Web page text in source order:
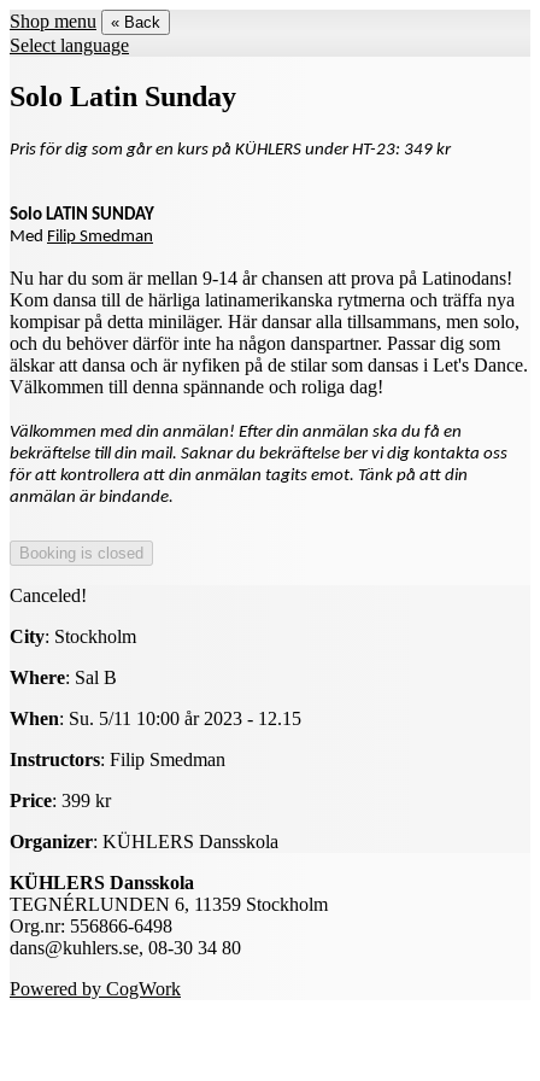
Shop menu « Back
Select language
Solo Latin Sunday
Pris för dig som går en kurs på KÜHLERS under HT-23: 349 kr
Solo LATIN SUNDAY
Med Filip Smedman
Nu har du som är mellan 9-14 år chansen att prova på Latinodans!
Kom dansa till de härliga latinamerikanska rytmerna och träffa nya
kompisar på detta miniläger. Här dansar alla tillsammans, men solo,
och du behöver därför inte ha någon danspartner. Passar dig som
älskar att dansa och är nyfiken på de stilar som dansas i Let's Dance.
Välkommen till denna spännande och roliga dag!
Välkommen med din anmälan! Efter din anmälan ska du få en
bekräftelse till din mail. Saknar du bekräftelse ber vi dig kontakta oss
för att kontrollera att din anmälan tagits emot. Tänk på att din
anmälan är bindande.
Canceled!
City: Stockholm
Where: Sal B
When: Su. 5/11 10:00 år 2023 - 12.15
Instructors: Filip Smedman
Price: 399 kr
Organizer: KÜHLERS Dansskola
KÜHLERS Dansskola
TEGNÉRLUNDEN 6, 11359 Stockholm
Org.nr: 556866-6498
dans@kuhlers.se, 08-30 34 80
Powered by CogWork